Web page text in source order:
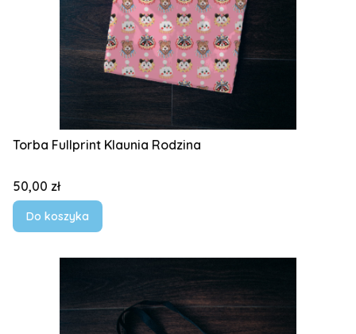
Torba Fullprint Klaunia Rodzina
Cena
50,00 zł
Do koszyka